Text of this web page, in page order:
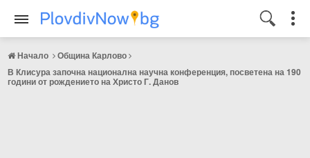
Начало
Община Карлово
В Клисура започна национална научна конференция, посветена на 190
години от рождението на Христо Г. Данов